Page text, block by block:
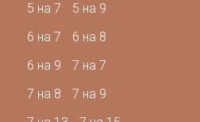
5 на 7
5 на 9
6 на 7
6 на 8
6 на 9
7 на 7
7 на 8
7 на 9